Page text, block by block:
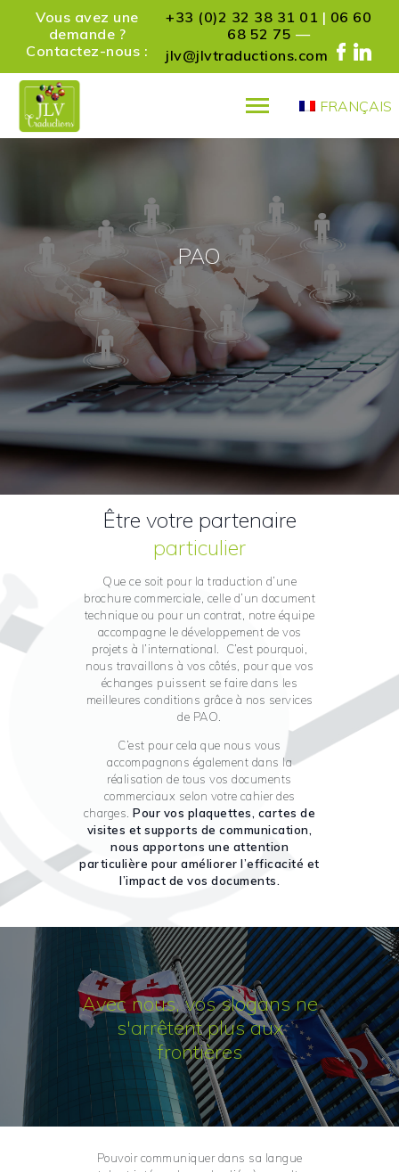
Vous avez une
demande ?
Contactez-nous :
+33 (0)2 32 38 31 01 | 06 60
68 52 75 —
jlv@jlvtraductions.com
FRANÇAIS
PAO
PRÉSENTATION
PARTENAIRES
ACTUALITÉS
CONTACT
Être votre partenaire
particulier
Que ce soit pour la traduction d’une
brochure commerciale, celle d’un document
technique ou pour un contrat, notre équipe
accompagne le développement de vos
projets à l’international. C’est pourquoi,
nous travaillons à vos côtés, pour que vos
échanges puissent se faire dans les
meilleures conditions grâce à nos services
de PAO.
C’est pour cela que nous vous
accompagnons également dans la
réalisation de tous vos documents
commerciaux selon votre cahier des
charges.Pour vos plaquettes, cartes de
visites et supports de communication,
nous apportons une attention
particulière pour améliorer l’efficacité et
l’impact de vos documents.
Avec nous, vos slogans ne
s'arrêtent plus aux
frontières
Pouvoir communiquer dans sa langue